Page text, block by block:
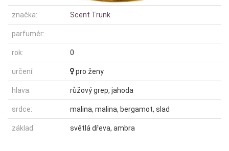
značka: Scent Trunk
parfumér:
rok: 0
určení: pro ženy
hlava: růžový grep, jahoda
srdce: malina, malina, bergamot, slad
základ: světlá dřeva, ambra